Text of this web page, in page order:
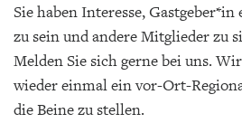
Sie haben Interesse,
zu sein und andere Mitglieder zu
Melden Sie sich gerne bei uns.
wieder einmal ein vor-Ort-
die Beine zu stellen.